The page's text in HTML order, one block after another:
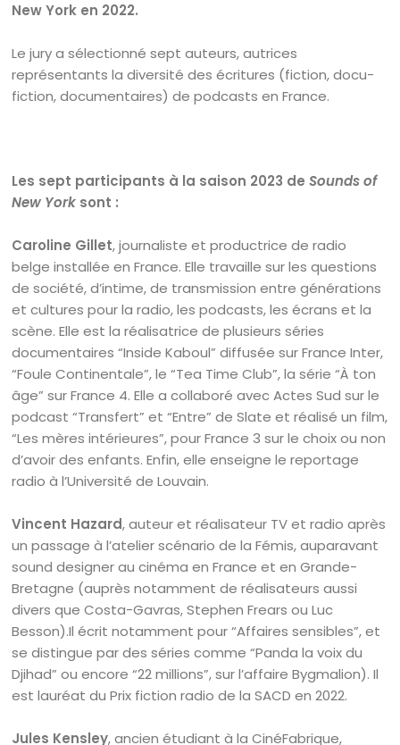
New York en 2022.
Le jury a sélectionné sept auteurs, autrices
représentants la diversité des écritures (fiction, docu-
fiction, documentaires) de podcasts en France.
Les sept participants à la saison 2023 deSounds of
New York sont :
Caroline Gillet, journaliste et productrice de radio
belge installée en France. Elle travaille sur les questions
de société, d’intime, de transmission entre générations
et cultures pour la radio, les podcasts, les écrans et la
scène. Elle est la réalisatrice de plusieurs séries
documentaires “Inside Kaboul” diffusée sur France Inter,
“Foule Continentale”, le “Tea Time Club”, la série “À ton
âge” sur France 4. Elle a collaboré avec Actes Sud sur le
podcast “Transfert” et “Entre” de Slate et réalisé un film,
“Les mères intérieures”, pour France 3 sur le choix ou non
d’avoir des enfants. Enfin, elle enseigne le reportage
radio à l’Université de Louvain.
Vincent Hazard, auteur et réalisateur TV et radio après
un passage à l’atelier scénario de la Fémis, auparavant
sound designer au cinéma en France et en Grande-
Bretagne (auprès notamment de réalisateurs aussi
divers que Costa-Gavras, Stephen Frears ou Luc
Besson).Il écrit notamment pour “Affaires sensibles”, et
se distingue par des séries comme “Panda la voix du
Djihad” ou encore “22 millions”, sur l’affaire Bygmalion). Il
est lauréat du Prix fiction radio de la SACD en 2022.
Jules Kensley, ancien étudiant à la CinéFabrique,